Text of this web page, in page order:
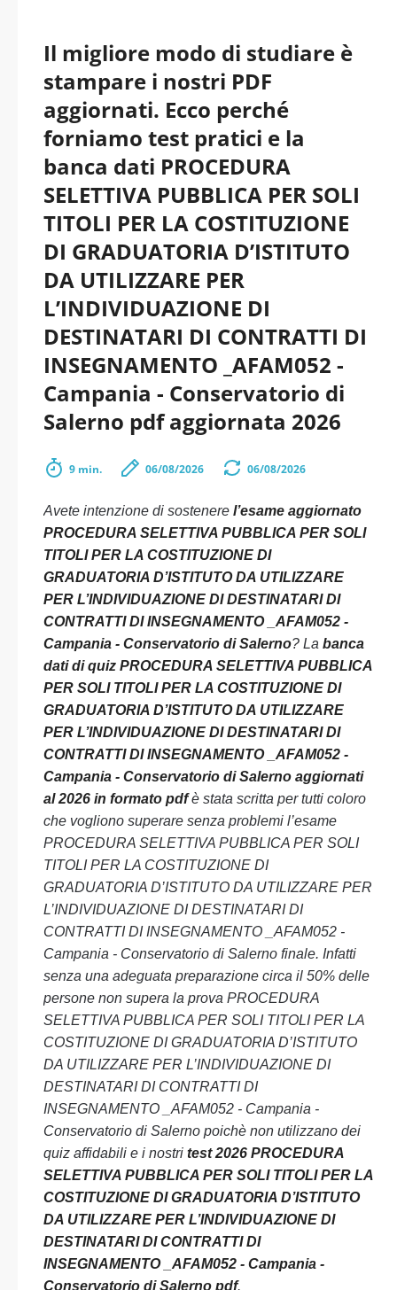
Il migliore modo di studiare è
stampare i nostri PDF
aggiornati. Ecco perché
forniamo test pratici e la
banca dati PROCEDURA
SELETTIVA PUBBLICA PER SOLI
TITOLI PER LA COSTITUZIONE
DI GRADUATORIA D’ISTITUTO
DA UTILIZZARE PER
L’INDIVIDUAZIONE DI
DESTINATARI DI CONTRATTI DI
INSEGNAMENTO _AFAM052 -
Campania - Conservatorio di
Salerno pdf aggiornata 2026
9 min. 06/08/2026 06/08/2026
Avete intenzione di sostenere l’esame aggiornato
PROCEDURA SELETTIVA PUBBLICA PER SOLI
TITOLI PER LA COSTITUZIONE DI
GRADUATORIA D’ISTITUTO DA UTILIZZARE
PER L’INDIVIDUAZIONE DI DESTINATARI DI
CONTRATTI DI INSEGNAMENTO _AFAM052 -
Campania - Conservatorio di Salerno? La banca
dati di quiz PROCEDURA SELETTIVA PUBBLICA
PER SOLI TITOLI PER LA COSTITUZIONE DI
GRADUATORIA D’ISTITUTO DA UTILIZZARE
PER L’INDIVIDUAZIONE DI DESTINATARI DI
CONTRATTI DI INSEGNAMENTO _AFAM052 -
Campania - Conservatorio di Salerno aggiornati
al 2026 in formato pdfè stata scritta per tutti coloro
che vogliono superare senza problemi l’esame
PROCEDURA SELETTIVA PUBBLICA PER SOLI
TITOLI PER LA COSTITUZIONE DI
GRADUATORIA D’ISTITUTO DA UTILIZZARE PER
L’INDIVIDUAZIONE DI DESTINATARI DI
CONTRATTI DI INSEGNAMENTO _AFAM052 -
Campania - Conservatorio di Salerno finale. Infatti
senza una adeguata preparazione circa il 50% delle
persone non supera la prova PROCEDURA
SELETTIVA PUBBLICA PER SOLI TITOLI PER LA
COSTITUZIONE DI GRADUATORIA D’ISTITUTO
DA UTILIZZARE PER L’INDIVIDUAZIONE DI
DESTINATARI DI CONTRATTI DI
INSEGNAMENTO _AFAM052 - Campania -
Conservatorio di Salerno poichè non utilizzano dei
quiz affidabili e i nostri test 2026 PROCEDURA
SELETTIVA PUBBLICA PER SOLI TITOLI PER LA
COSTITUZIONE DI GRADUATORIA D’ISTITUTO
DA UTILIZZARE PER L’INDIVIDUAZIONE DI
DESTINATARI DI CONTRATTI DI
INSEGNAMENTO _AFAM052 - Campania -
Conservatorio di Salerno pdf.